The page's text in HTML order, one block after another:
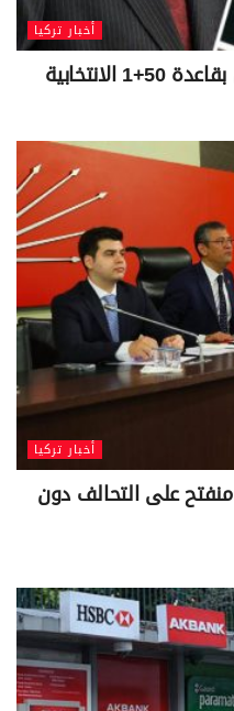
أخبار تركيا
أخبار تركيا
على التحالف دون